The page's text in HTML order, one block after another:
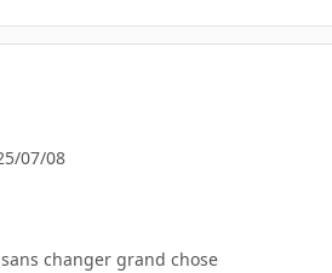
07/08
changer grand chose